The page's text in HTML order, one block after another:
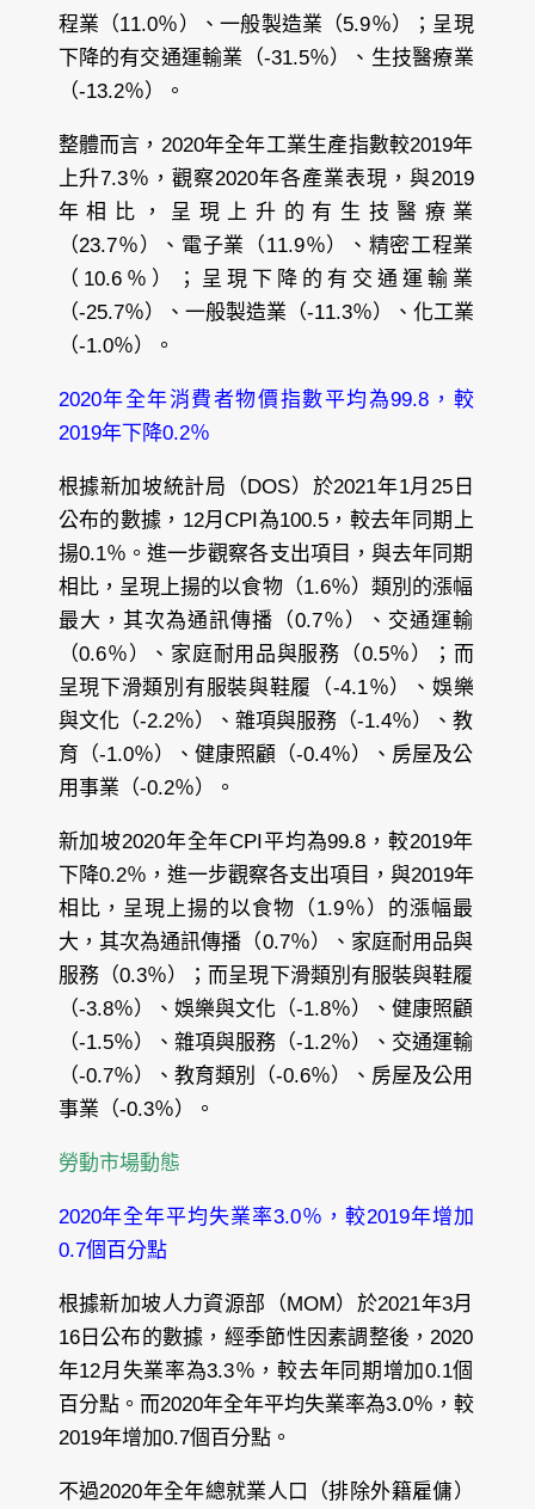
程業（11.0％）、一般製造業（5.9％）；呈現
下降的有交通運輸業（-31.5％）、生技醫療業
（-13.2％）。
整體而言，2020年全年工業生產指數較2019年
上升7.3％，觀察2020年各產業表現，與2019
年相比，呈現上升的有生技醫療業
（23.7％）、電子業（11.9％）、精密工程業
（10.6％）；呈現下降的有交通運輸業
（-25.7％）、一般製造業（-11.3％）、化工業
（-1.0％）。
2020年全年消費者物價指數平均為99.8，較
2019年下降0.2％
根據新加坡統計局（DOS）於2021年1月25日
公布的數據，12月CPI為100.5，較去年同期上
揚0.1％。進一步觀察各支出項目，與去年同期
相比，呈現上揚的以食物（1.6％）類別的漲幅
最大，其次為通訊傳播（0.7％）、交通運輸
（0.6％）、家庭耐用品與服務（0.5％）；而
呈現下滑類別有服裝與鞋履（-4.1％）、娛樂
與文化（-2.2％）、雜項與服務（-1.4％）、教
育（-1.0％）、健康照顧（-0.4％）、房屋及公
用事業（-0.2％）。
新加坡2020年全年CPI平均為99.8，較2019年
下降0.2％，進一步觀察各支出項目，與2019年
相比，呈現上揚的以食物（1.9％）的漲幅最
大，其次為通訊傳播（0.7％）、家庭耐用品與
服務（0.3％）；而呈現下滑類別有服裝與鞋履
（-3.8％）、娛樂與文化（-1.8％）、健康照顧
（-1.5％）、雜項與服務（-1.2％）、交通運輸
（-0.7％）、教育類別（-0.6％）、房屋及公用
事業（-0.3％）。
勞動市場動態
2020年全年平均失業率3.0％，較2019年增加
0.7個百分點
根據新加坡人力資源部（MOM）於2021年3月
16日公布的數據，經季節性因素調整後，2020
年12月失業率為3.3％，較去年同期增加0.1個
百分點。而2020年全年平均失業率為3.0％，較
2019年增加0.7個百分點。
不過2020年全年總就業人口（排除外籍雇傭）